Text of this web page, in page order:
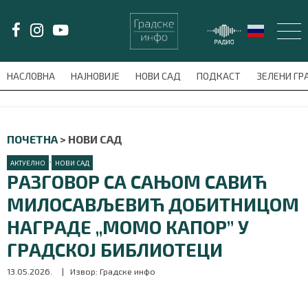
НАСЛОВНА НАЈНОВИЈЕ НОВИ САД ПОДКАСТ ЗЕЛЕНИ
meni'); $this_item = current( wp_filter_object_list(
ПОЧЕТНА > НОВИ САД
АКТУЕЛНО • НОВИ САД
РАЗГОВОР СА САЊОМ САВИЋ
МИЛОСАВЉЕВИЋ ДОБИТНИЦОМ
НАГРАДЕ „МОМО КАПОР” У
ГРАДСКОЈ БИБЛИОТЕЦИ
13.05.2026. | Извор: Градске инфо
LAT/ЋИР
НАЈНОВИЈЕ
НОВИ САД
ПОДКАСТ
ЗЕЛЕНИ ГРАД